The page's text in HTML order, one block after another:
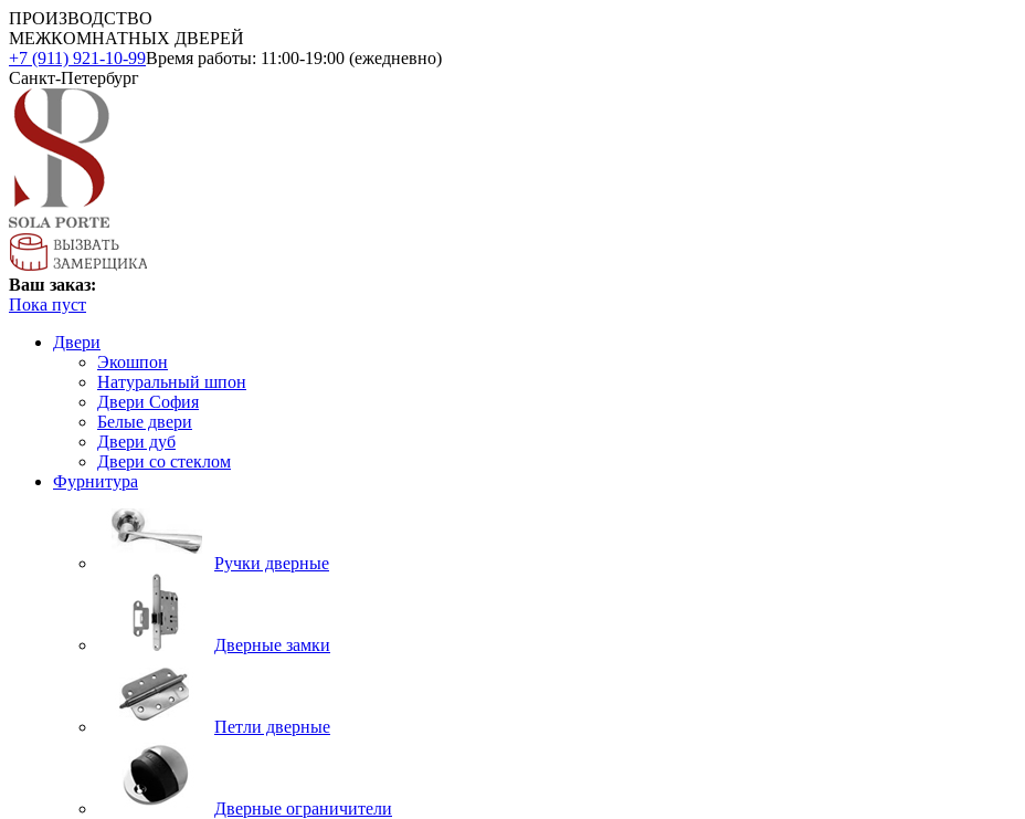
ПРОИЗВОДСТВО
МЕЖКОМНАТНЫХ ДВЕРЕЙ
+7 (911) 921-10-99Время работы: 11:00-19:00 (ежедневно)
Санкт-Петербург
Ваш заказ:
Пока пуст
Двери
Экошпон
Натуральный шпон
Двери София
Белые двери
Двери дуб
Двери со стеклом
Фурнитура
Ручки дверные
Дверные замки
Петли дверные
Дверные ограничители